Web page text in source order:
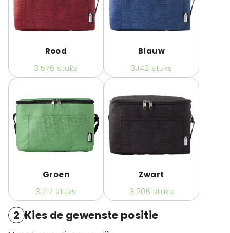
Rood
3.576 stuks
Blauw
3.142 stuks
Groen
3.717 stuks
Zwart
3.206 stuks
2 Kies de gewenste positie